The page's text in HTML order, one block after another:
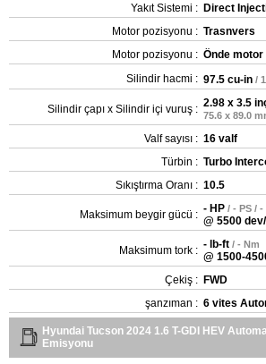
Yakıt Sistemi : Direct
Motor pozisyonu : Trasnvers
Motor pozisyonu : Önde motor
Silindir hacmi : 97.5 cu-in /
Silindir çapı x Silindir içi vuruş : 2.98 x 3.5
75.6 x 89.0
Valf sayısı : 16 valf
Türbin : Turbo
Sıkıştırma Oranı : 10.5
Maksimum beygir gücü : - HP / - PS / -
@ 5500
Maksimum tork : - lb-ft / - Nm
@ 1500-
Çekiş : FWD
şanzıman : 6 vites
Hyundai Tucson 2024 1.6 T-GDI HEV
Emisyonu